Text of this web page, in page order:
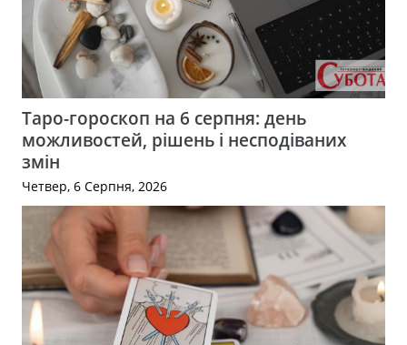
Таро-гороскоп на 6 серпня: день
можливостей, рішень і несподіваних
змін
Четвер, 6 Серпня, 2026